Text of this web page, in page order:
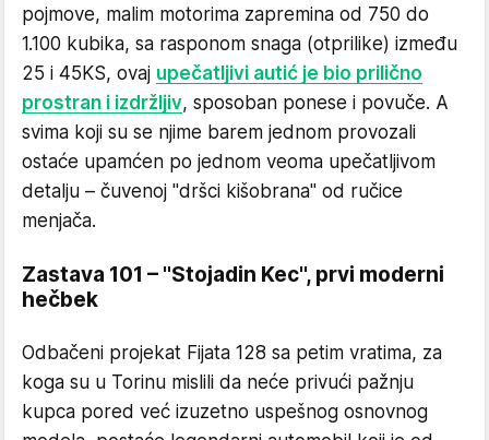
pojmove, malim motorima zapremina od 750 do
1.100 kubika, sa rasponom snaga (otprilike) između
25 i 45KS, ovaj upečatljivi autić je bio prilično
prostran i izdržljiv, sposoban ponese i povuče. A
svima koji su se njime barem jednom provozali
ostaće upamćen po jednom veoma upečatljivom
detalju – čuvenoj "dršci kišobrana" od ručice
menjača.
Zastava 101 – "Stojadin Kec", prvi moderni
hečbek
Odbačeni projekat Fijata 128 sa petim vratima, za
koga su u Torinu mislili da neće privući pažnju
kupca pored već izuzetno uspešnog osnovnog